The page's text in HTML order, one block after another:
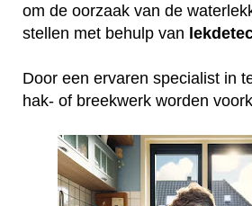
om de oorzaak van de
stellen met behulp van
Door een ervaren specialist in
hak- of breekwerk worden